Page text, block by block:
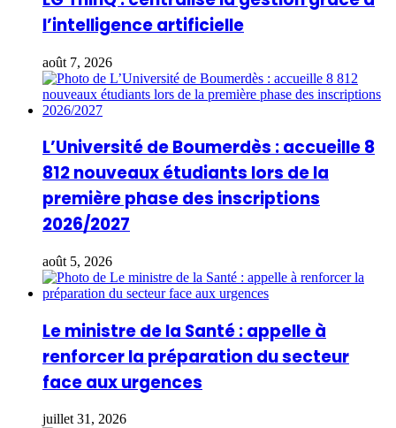
l’intelligence artificielle
août 7, 2026
L’Université de Boumerdès : accueille 8
812 nouveaux étudiants lors de la
première phase des inscriptions
2026/2027
août 5, 2026
Le ministre de la Santé : appelle à
renforcer la préparation du secteur
face aux urgences
juillet 31, 2026